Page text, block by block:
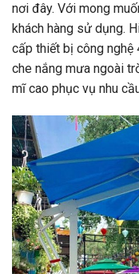
nơi đây. Với mong
khách hàng sử dụng.
cấp thiết bị công nghệ
che nắng mưa ngoài
mĩ cao phục vụ nhu